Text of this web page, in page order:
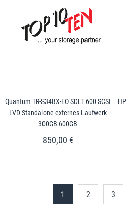
Quantum TR-S34BX-EO SDLT 600 SCSI
LVD Standalone externes Laufwerk
300GB 600GB
850,00 €
HP
1 2 3